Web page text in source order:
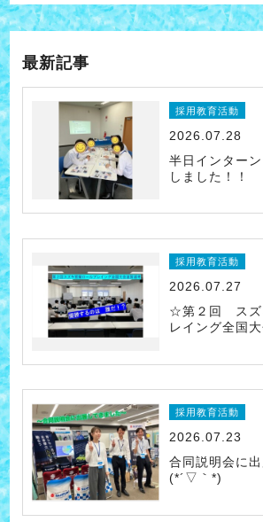
最新記事
採用教育活動
2026.07.28
半日インター
しました！！
採用教育活動
2026.07.27
☆第２回 スズ
レイング全国
採用教育活動
2026.07.23
合同説明会に
(*´▽｀*)